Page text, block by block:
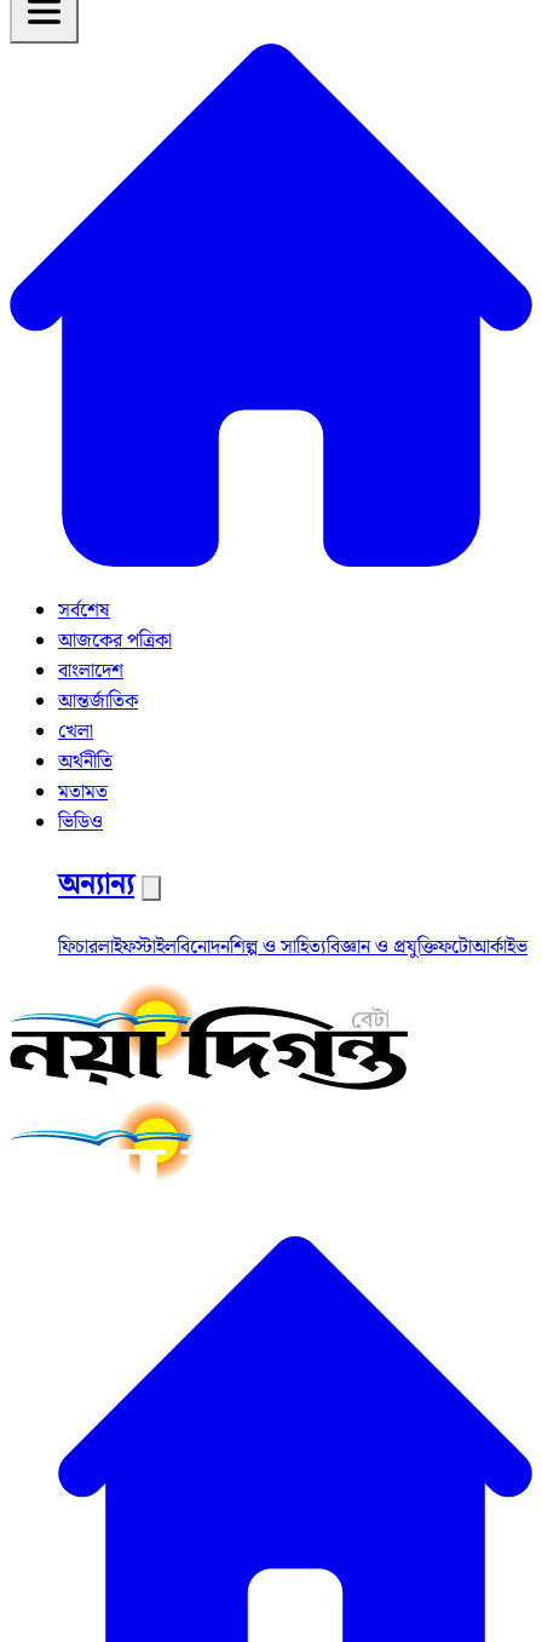
সর্বশেষ
আজকের পত্রিকা
বাংলাদেশ
আন্তর্জাতিক
খেলা
অর্থনীতি
মতামত
ভিডিও
অন্যান্য
ফিচারলাইফস্টাইলবিনোদনশিল্প ও সাহিত্যবিজ্ঞান ও প্রযুক্তিফটোআর্কাইভ